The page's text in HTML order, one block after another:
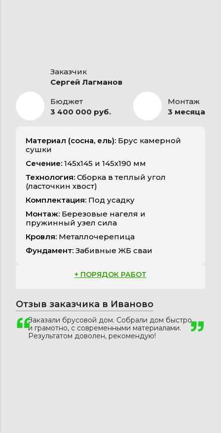
Заказчик
Сергей Лагманов
Бюджет
3 400 000 руб.
Монтаж
3 месяца
Материал (сосна, ель): Брус камерной
сушки
Сечение: 145х145 и 145х190 мм
Технология: Сборка в теплый угол
(ласточкин хвост)
Комплектация: Под усадку
Монтаж: Березовые нагеля и
пружинный узел сила
Кровля: Металлочерепица
Фундамент: Забивные ЖБ сваи
+ ПОРЯДОК РАБОТ
Отзыв заказчика в Иваново
Заказали брусовой дом. Собрали дом быстро
и грамотно, с современными материалами.
Результатом доволен, рекомендую!